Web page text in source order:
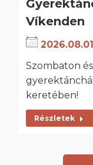
Víkenden
Szombaton
keretében!
Részletek